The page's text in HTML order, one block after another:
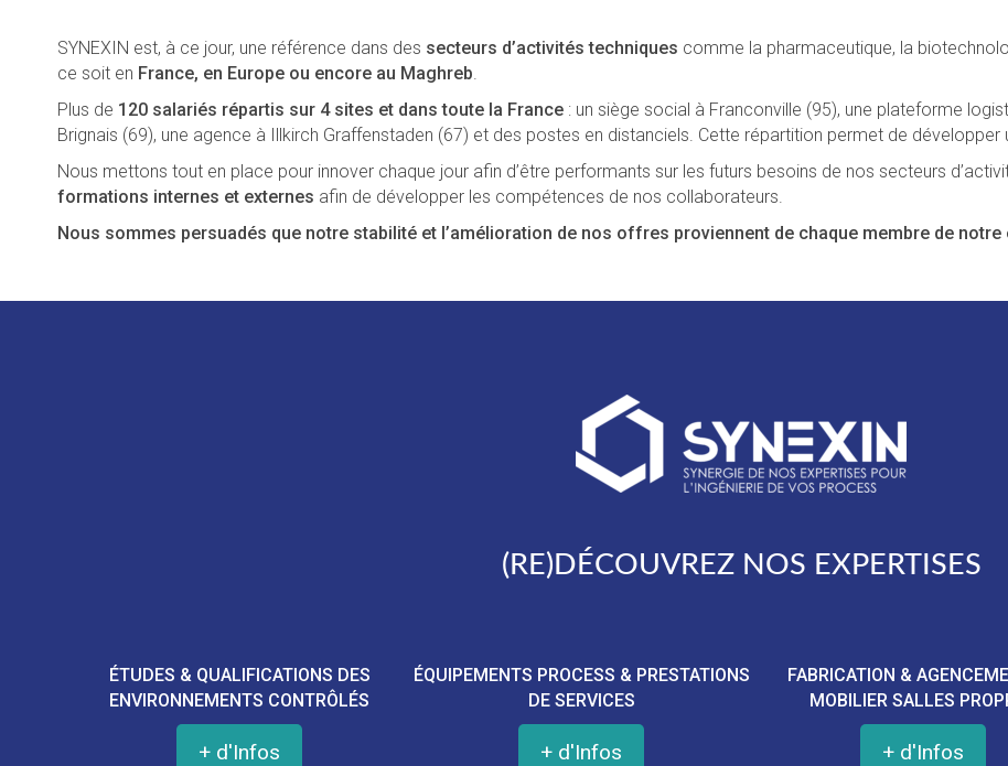
SYNEXIN est, à ce jour, une référence dans des secteurs d’activités techniques comme la pharmaceutique, la
ce soit en France, en Europe ou encore au Maghreb.
Plus de 120 salariés répartis sur 4 sites et dans toute la France : un siège social à Franconville (95), une plateforme
Brignais (69), une agence à Illkirch Graffenstaden (67) et des postes en distanciels. Cette répartition permet de
Nous mettons tout en place pour innover chaque jour afin d’être performants sur les futurs besoins de nos secteurs
formations internes et externes afin de développer les compétences de nos collaborateurs.
Nous sommes persuadés que notre stabilité et l’amélioration de nos offres proviennent de chaque membre de notre
(RE)DÉCOUVREZ NOS EXPERTISES
ÉTUDES & QUALIFICATIONS DES
ENVIRONNEMENTS CONTRÔLÉS
+ d'Infos
ÉQUIPEMENTS PROCESS & PRESTATIONS
DE SERVICES
+ d'Infos
FABRICATION &
MOBILIER SALLES
+ d'Infos